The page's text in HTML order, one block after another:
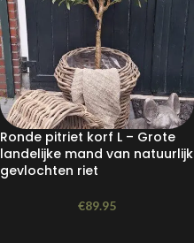
Ronde pitriet korf L – Grote
landelijke mand van natuurlijk
gevlochten riet
€89.95